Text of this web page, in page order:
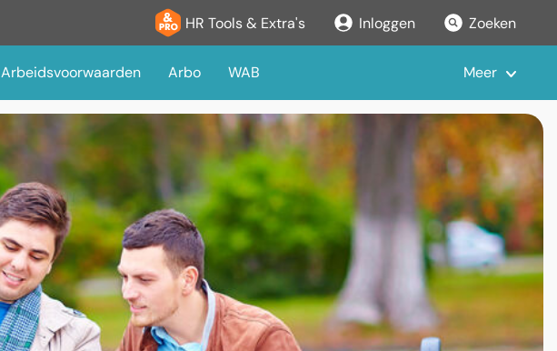
HR Tools & Extra's Inloggen Zoeken
Arbeidsvoorwaarden Arbo WAB Meer